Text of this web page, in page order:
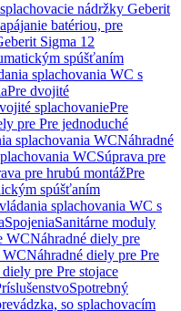
nádržky Geberit
batériou, pre
Sigma 12
spúšťaním
splachovania WC s
Pre dvojité
splachovaniePre
pre Pre jednoduché
splachovania WCNáhradné
WCSúprava pre
pre hrubú montážPre
spúšťaním
splachovania WC s
SpojeniaSanitárne moduly
WCNáhradné diely pre
WCNáhradné diely pre Pre
pre Pre stojace
Spotrebný
so splachovacím